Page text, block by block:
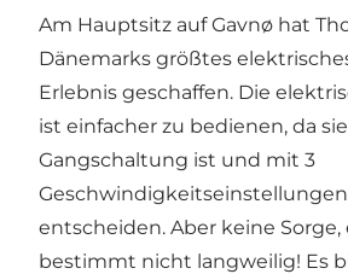
Am Hauptsitz auf Gavnø hat
Dänemarks größtes
Erlebnis geschaffen. Die
ist einfacher zu bedienen, da
Gangschaltung ist und mit 3
entscheiden. Aber keine Sorge,
bestimmt nicht langweilig! Es